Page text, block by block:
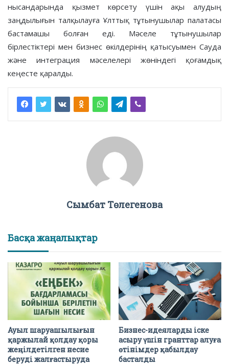
нысандарында қызмет көрсету үшін ақы алудың
заңдылығын талқылауға Ұлттық тұтынушылар палатасы
бастамашы болған еді. Мәселе тұтынушылар
бірлестіктері мен бизнес өкілдерінің қатысуымен Сауда
және интеграция мәселелері жөніндегі қоғамдық
кеңесте қаралды.
Сымбат Төлегенова
Басқа жаңалықтар
Ауыл шаруашылығын
қаржылай қолдау қоры
жеңілдетілген несие
беруді жалғастыруда
Бизнес-идеяларды іске
асыру үшін гранттар алуға
өтінімдер қабылдау
басталды